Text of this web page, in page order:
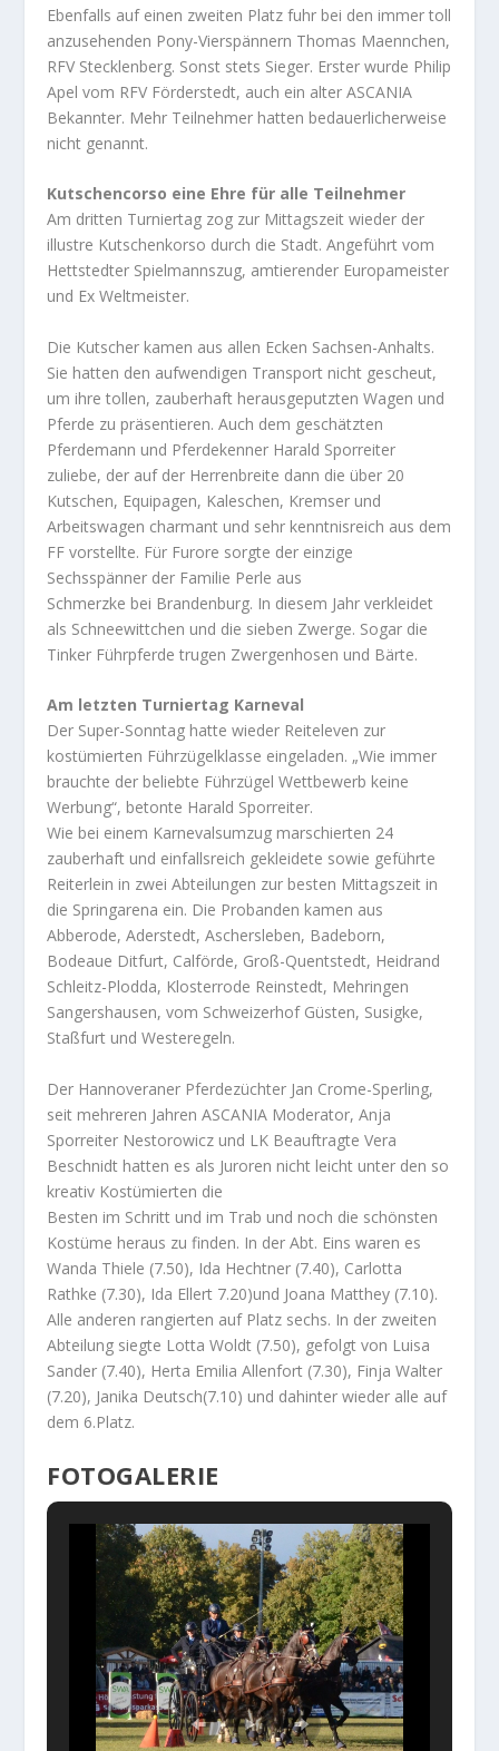
Ebenfalls auf einen zweiten Platz fuhr bei den immer toll
anzusehenden Pony-Vierspännern Thomas Maennchen,
RFV Stecklenberg. Sonst stets Sieger. Erster wurde Philip
Apel vom RFV Förderstedt, auch ein alter ASCANIA
Bekannter. Mehr Teilnehmer hatten bedauerlicherweise
nicht genannt.
Kutschencorso eine Ehre für alle Teilnehmer
Am dritten Turniertag zog zur Mittagszeit wieder der
illustre Kutschenkorso durch die Stadt. Angeführt vom
Hettstedter Spielmannszug, amtierender Europameister
und Ex Weltmeister.
Die Kutscher kamen aus allen Ecken Sachsen-Anhalts.
Sie hatten den aufwendigen Transport nicht gescheut,
um ihre tollen, zauberhaft herausgeputzten Wagen und
Pferde zu präsentieren. Auch dem geschätzten
Pferdemann und Pferdekenner Harald Sporreiter
zuliebe, der auf der Herrenbreite dann die über 20
Kutschen, Equipagen, Kaleschen, Kremser und
Arbeitswagen charmant und sehr kenntnisreich aus dem
FF vorstellte. Für Furore sorgte der einzige
Sechsspänner der Familie Perle aus
Schmerzke bei Brandenburg. In diesem Jahr verkleidet
als Schneewittchen und die sieben Zwerge. Sogar die
Tinker Führpferde trugen Zwergenhosen und Bärte.
Am letzten Turniertag Karneval
Der Super-Sonntag hatte wieder Reiteleven zur
kostümierten Führzügelklasse eingeladen. „Wie immer
brauchte der beliebte Führzügel Wettbewerb keine
Werbung“, betonte Harald Sporreiter.
Wie bei einem Karnevalsumzug marschierten 24
zauberhaft und einfallsreich gekleidete sowie geführte
Reiterlein in zwei Abteilungen zur besten Mittagszeit in
die Springarena ein. Die Probanden kamen aus
Abberode, Aderstedt, Aschersleben, Badeborn,
Bodeaue Ditfurt, Calförde, Groß-Quentstedt, Heidrand
Schleitz-Plodda, Klosterrode Reinstedt, Mehringen
Sangershausen, vom Schweizerhof Güsten, Susigke,
Staßfurt und Westeregeln.
Der Hannoveraner Pferdezüchter Jan Crome-Sperling,
seit mehreren Jahren ASCANIA Moderator, Anja
Sporreiter Nestorowicz und LK Beauftragte Vera
Beschnidt hatten es als Juroren nicht leicht unter den so
kreativ Kostümierten die
Besten im Schritt und im Trab und noch die schönsten
Kostüme heraus zu finden. In der Abt. Eins waren es
Wanda Thiele (7.50), Ida Hechtner (7.40), Carlotta
Rathke (7.30), Ida Ellert 7.20)und Joana Matthey (7.10).
Alle anderen rangierten auf Platz sechs. In der zweiten
Abteilung siegte Lotta Woldt (7.50), gefolgt von Luisa
Sander (7.40), Herta Emilia Allenfort (7.30), Finja Walter
(7.20), Janika Deutsch(7.10) und dahinter wieder alle auf
dem 6.Platz.
FOTOGALERIE